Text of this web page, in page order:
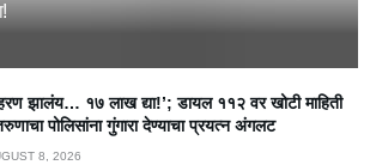
झालंय… १७ लाख द्या!’; डायल ११२ वर खोटी माहिती
पोलिसांना गुंगारा देण्याचा प्रयत्न अंगलट
8, 2026